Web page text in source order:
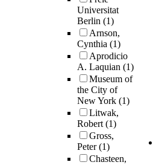
Universitat
Berlin (1)
Arnson,
Cynthia (1)
Aprodicio
A. Laquian (1)
Museum of
the City of
New York (1)
Litwak,
Robert(1)
Gross,
Peter(1)
Chasteen,